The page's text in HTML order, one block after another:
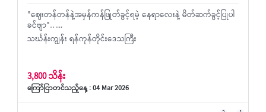
"ဈေးတန်တန်နဲ့အမှန်ကန်ဖြုတ်ခွင့်ရမဲ့ နေရာလေးနဲ့ မိတ်ဆက်ခွင့်ပြုပါ
ခင်‌ဗျာ"…...
သင်္ဃန်းကျွန်း ရန်ကုန်တိုင်းဒေသကြီး
3,800 သိန်း
ကြော်ငြာတင်သည့်နေ့ : 04 Mar 2026